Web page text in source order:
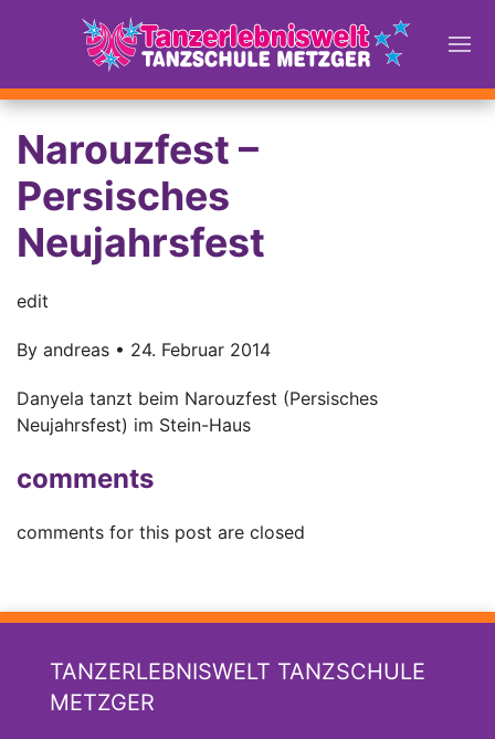
Narouzfest –
Persisches
Neujahrsfest
edit
By andreas • 24. Februar 2014
Danyela tanzt beim Narouzfest (Persisches
Neujahrsfest) im Stein-Haus
comments
comments for this post are closed
TANZERLEBNISWELT TANZSCHULE
METZGER